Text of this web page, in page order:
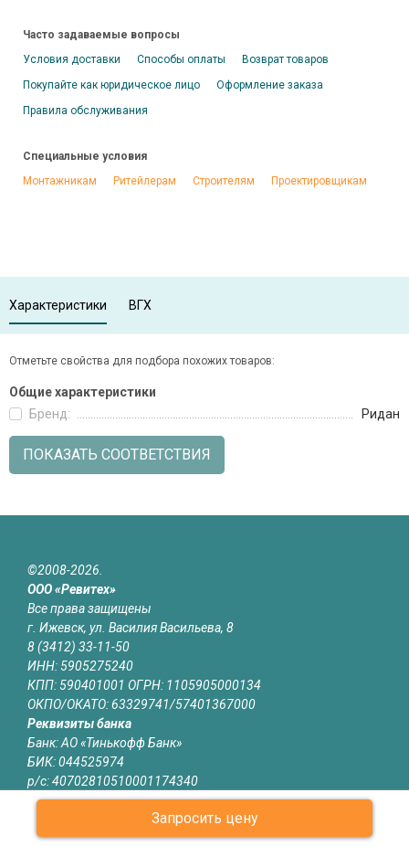
Запросить цену
Часто задаваемые вопросы
Условия доставки
Способы оплаты
Возврат товаров
Покупайте как юридическое лицо
Оформление заказа
Правила обслуживания
Специальные условия
Монтажникам
Ритейлерам Строителям Проектировщикам
Характеристики ВГХ
Отметьте свойства для подбора похожих товаров:
Общие характеристики
Бренд:
Ридан
ПОКАЗАТЬ СООТВЕТСТВИЯ
©2008-2026.
ООО «Ревитех»
Все права защищены
г. Ижевск, ул. Василия Васильева, 8
8 (3412) 33-11-50
ИНН: 5905275240
КПП: 590401001 ОГРН: 1105905000134
ОКПО/ОКАТО: 63329741/57401367000
Реквизиты банка
Банк: АО «Тинькофф Банк»
БИК: 044525974
р/с: 40702810510001174340
к/с: 30101810145250000974
Юридическая информация
Информация на сайте izhevsk.revitech.ru не является публичной